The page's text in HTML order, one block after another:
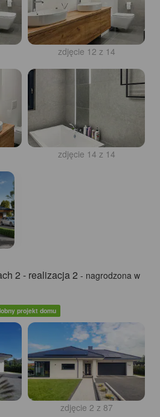
zdjęcie 12 z 14
zdjęcie 14 z 14
2 - realizacja 2 - nagrodzona w
projekt domu
zdjęcie 2 z 87